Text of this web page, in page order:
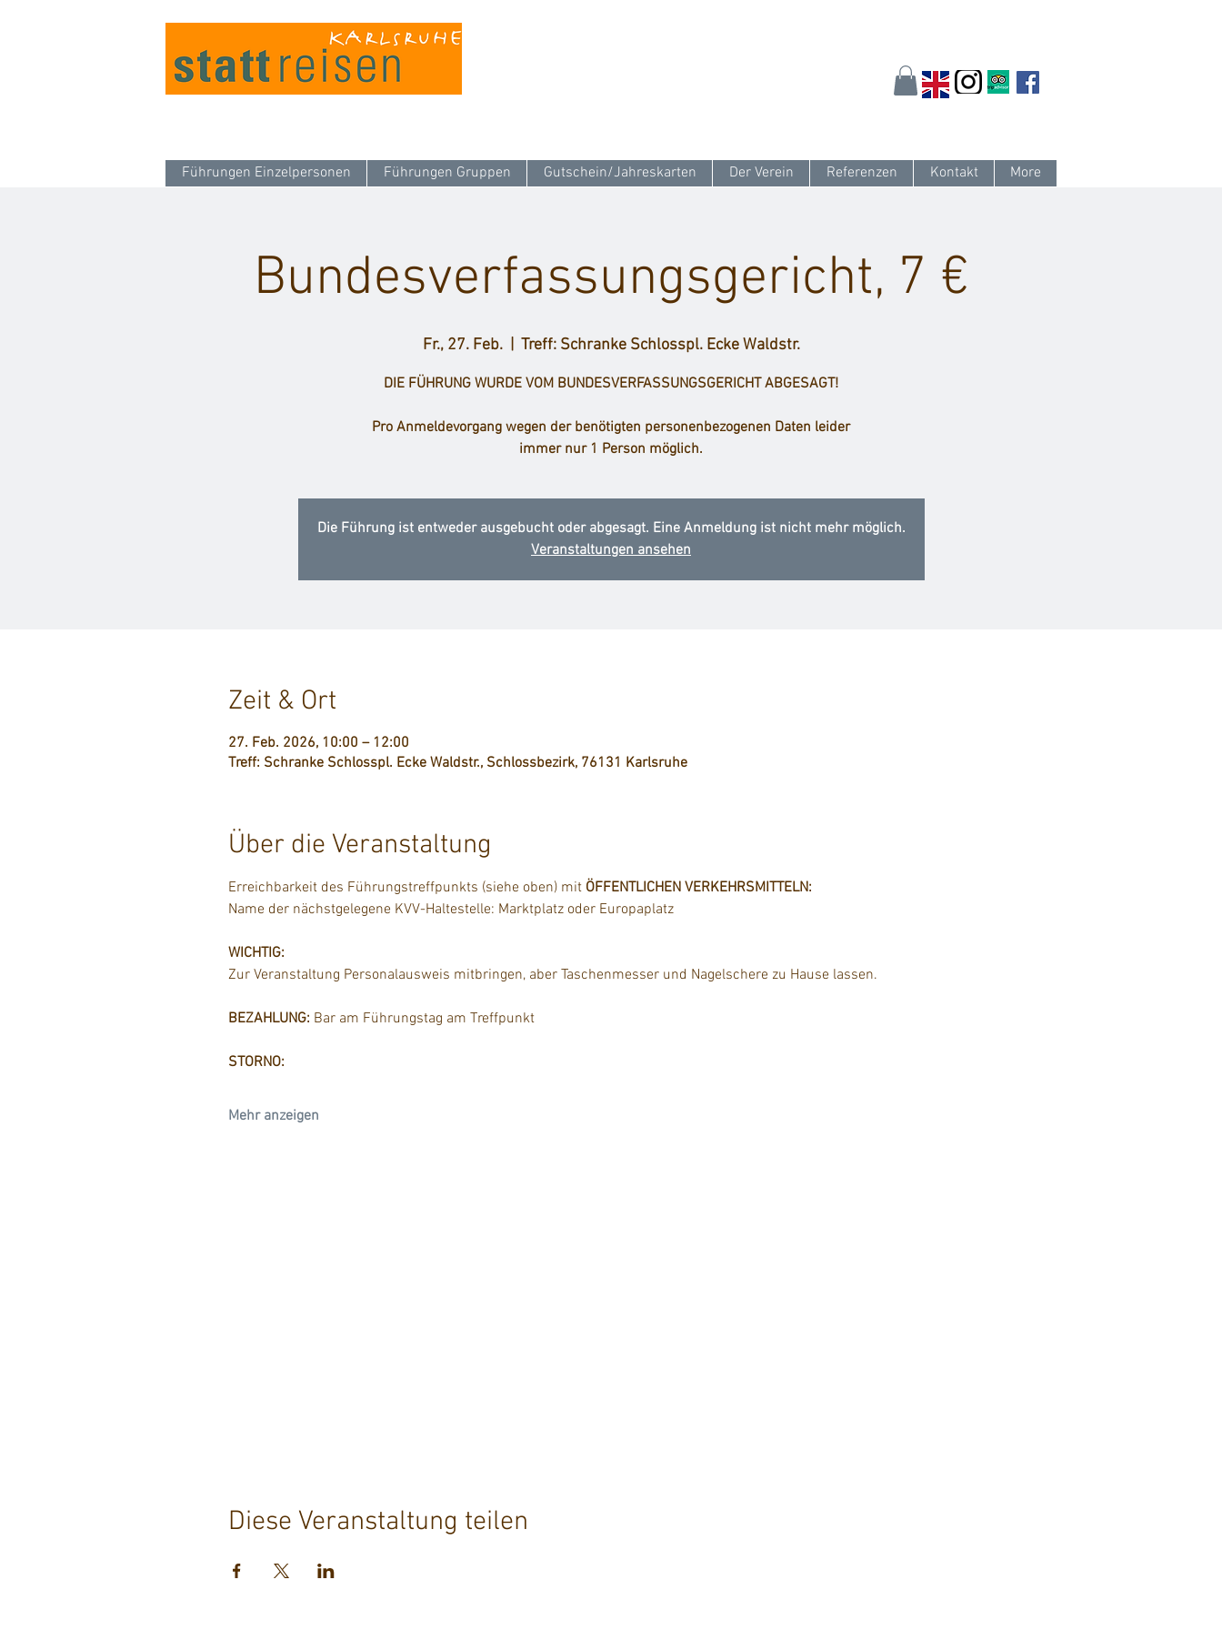
Führungen Einzelpersonen Führungen Gruppen Gutschein/Jahreskarten Der Verein Referenzen Kontakt More
Bundesverfassungsgericht, 7 €
Fr., 27. Feb.
  |
Treff: Schranke Schlosspl. Ecke Waldstr.
DIE FÜHRUNG WURDE VOM BUNDESVERFASSUNGSGERICHT ABGESAGT!
Pro Anmeldevorgang wegen der benötigten personenbezogenen Daten leider
immer nur 1 Person möglich.
Die Führung ist entweder ausgebucht oder abgesagt. Eine Anmeldung ist nicht mehr möglich.
Veranstaltungen ansehen
Zeit & Ort
27. Feb. 2026, 10:00 – 12:00
Treff: Schranke Schlosspl. Ecke Waldstr., Schlossbezirk, 76131 Karlsruhe
Über die Veranstaltung
Erreichbarkeit des Führungstreffpunkts (siehe oben) mit ÖFFENTLICHEN VERKEHRSMITTELN:
Name der nächstgelegene KVV-Haltestelle: Marktplatz oder Europaplatz
WICHTIG:
Zur Veranstaltung Personalausweis mitbringen, aber Taschenmesser und Nagelschere zu Hause lassen.
BEZAHLUNG: Bar am Führungstag am Treffpunkt
STORNO:
Mehr anzeigen
Diese Veranstaltung teilen